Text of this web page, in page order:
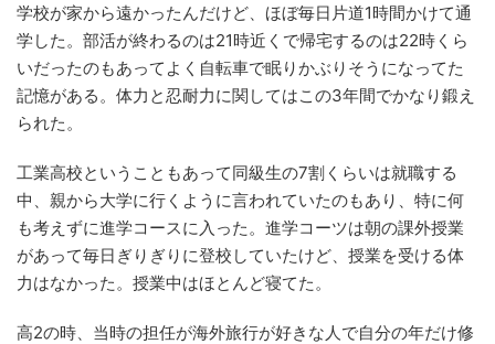
学校が家から遠かったんだけど、ほぼ毎日片道1時間かけて通
学した。部活が終わるのは21時近くで帰宅するのは22時くら
いだったのもあってよく自転車で眠りかぶりそうになってた
記憶がある。体力と忍耐力に関してはこの3年間でかなり鍛え
られた。
工業高校ということもあって同級生の7割くらいは就職する
中、親から大学に行くように言われていたのもあり、特に何
も考えずに進学コースに入った。進学コーツは朝の課外授業
があって毎日ぎりぎりに登校していたけど、授業を受ける体
力はなかった。授業中はほとんど寝てた。
高2の時、当時の担任が海外旅行が好きな人で自分の年だけ修